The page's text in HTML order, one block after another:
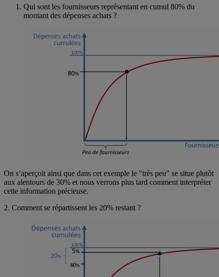
Qui sont les fournisseurs représentant en cumul 80% du
montant des dépenses achats ?
On s’aperçoit ainsi que dans cet exemple le "très peu" se situe plutôt
aux alentours de 30% et nous verrons plus tard comment interpréter
cette information précieuse.
2. Comment se répartissent les 20% restant ?